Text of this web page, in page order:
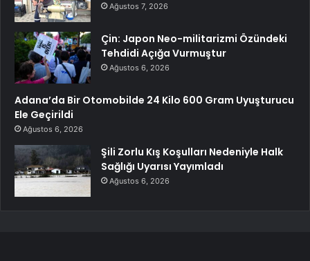
Ağustos 7, 2026
Çin: Japon Neo-militarizmi Özündeki
Tehdidi Açığa Vurmuştur
Ağustos 6, 2026
Adana’da Bir Otomobilde 24 Kilo 600 Gram Uyuşturucu
Ele Geçirildi
Ağustos 6, 2026
Şili Zorlu Kış Koşulları Nedeniyle Halk
Sağlığı Uyarısı Yayımladı
Ağustos 6, 2026